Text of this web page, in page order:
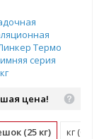
Термо
серия
цена!
(25 кг) кг (0.04